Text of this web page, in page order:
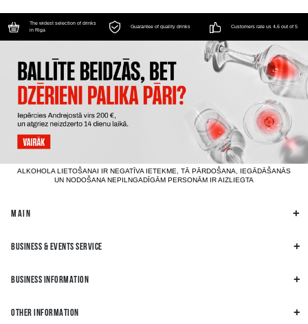
The widest selection of drinks
in Riga
Guarantee of quality drinks Customers rate us 4.6 out of 5
ALKOHOLA LIETOŠANAI IR NEGATĪVA IETEKME, TĀ PĀRDOŠANA, IEGĀDĀŠANĀS
UN NODOŠANA NEPILNGADĪGĀM PERSONĀM IR AIZLIEGTA
MAIN
BUSINESS & EVENTS SERVICE
BUSINESS INFORMATION
OTHER INFORMATION